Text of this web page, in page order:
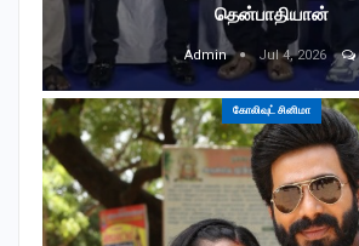
தென்பாதியான்
Admin Jul 4, 2026
கோலிவுட் சினிமா